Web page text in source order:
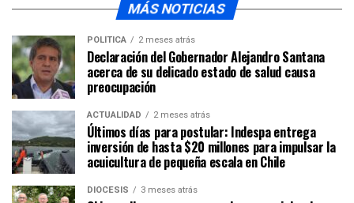
MÁS NOTICIAS
POLÍTICA 2 meses atrás
Declaración del Gobernador Alejandro Santana
acerca de su delicado estado de salud causa
preocupación
ACTUALIDAD 2 meses atrás
Últimos días para postular: Indespa entrega
inversión de hasta $20 millones para impulsar la
acuicultura de pequeña escala en Chile
DIÓCESIS 3 meses atrás